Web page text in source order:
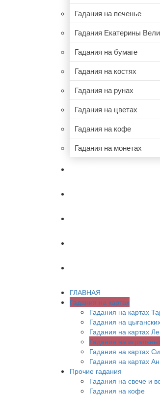
Гадания на печенье
Гадания Екатерины
Гадания на бумаге
Гадания на костях
Гадания на рунах
Гадания на цветах
Гадания на кофе
Гадания на монетах
ГЛАВНАЯ
Гадания на картах
Гадания на картах
Гадания на
Гадания на картах
Гадания на
Гадания на картах
Гадания на картах
Прочие гадания
Гадания на свече и
Гадания на кофе